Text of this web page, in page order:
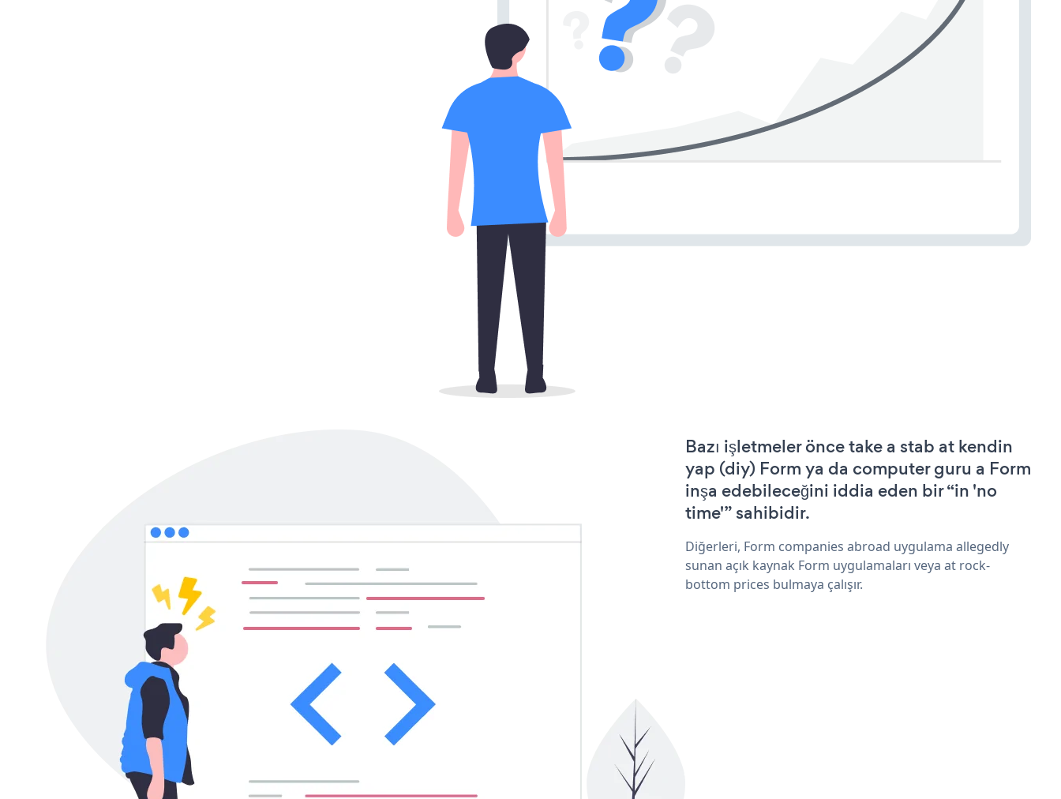
Bazı işletmeler önce take a stab at kendin
yap (diy) Form ya da computer guru a Form
inşa edebileceğini iddia eden bir “in 'no
time'” sahibidir.
Diğerleri, Form companies abroad uygulama allegedly
sunan açık kaynak Form uygulamaları veya at rock-
bottom prices bulmaya çalışır.